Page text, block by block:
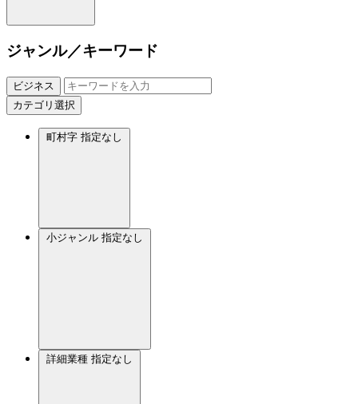
ジャンル／キーワード
ビジネス
カテゴリ選択
町村字 指定なし
小ジャンル 指定なし
詳細業種 指定なし